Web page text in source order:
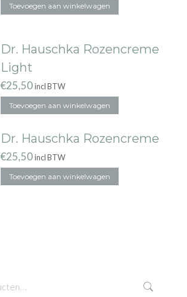
Toevoegen aan winkelwagen
Dr. Hauschka Rozencreme
Light
€25,50incl BTW
Toevoegen aan winkelwagen
Dr. Hauschka Rozencreme
€25,50incl BTW
Toevoegen aan winkelwagen